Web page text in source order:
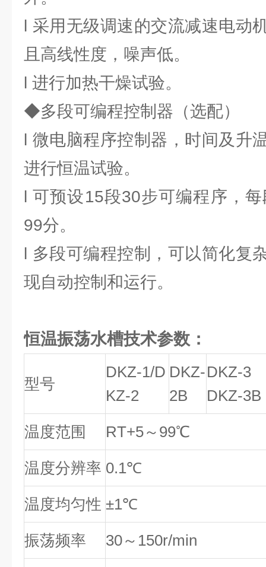
l 采用无级调速的交流减速电动
且高线性度，噪声低。
l 进行加热干燥试验。
◆多段可编程控制器（选配）
l 微电脑程序控制器，时间及升
进行恒温试验。
l 可预设15段30步可编程序，
99分。
l 多段可编程控制，可以简化复
现自动控制和运行。
恒温振荡水槽技术参数：
型号
DKZ-1/D
KZ-2
DKZ-
2B
DKZ-3
DKZ-3B
温度范围 RT+5～99℃
温度分辨率 0.1℃
温度均匀性 ±1℃
振荡频率 30～150r/min